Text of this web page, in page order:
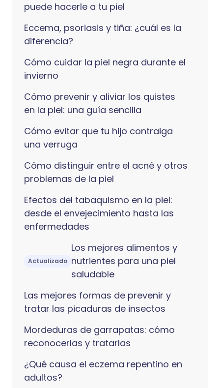
puede hacerle a tu piel
Eccema, psoriasis y tiña: ¿cuál es la
diferencia?
Cómo cuidar la piel negra durante el
invierno
Cómo prevenir y aliviar los quistes
en la piel: una guía sencilla
Cómo evitar que tu hijo contraiga
una verruga
Cómo distinguir entre el acné y otros
problemas de la piel
Efectos del tabaquismo en la piel:
desde el envejecimiento hasta las
enfermedades
Actualizado
Los mejores alimentos y
nutrientes para una piel
saludable
Las mejores formas de prevenir y
tratar las picaduras de insectos
Mordeduras de garrapatas: cómo
reconocerlas y tratarlas
¿Qué causa el eczema repentino en
adultos?